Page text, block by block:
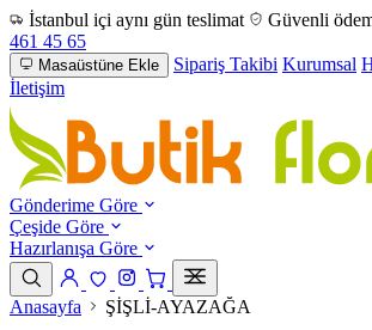
İstanbul içi aynı gün teslimat Güvenli
461 45 65
Masaüstüne Ekle Sipariş Takibi Kurumsal
İletişim
Gönderime Göre
Çeşide Göre
Hazırlanışa Göre
Anasayfa ŞİŞLİ-AYAZAĞA